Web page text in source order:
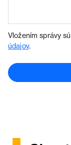
Vložením správy
údajov.